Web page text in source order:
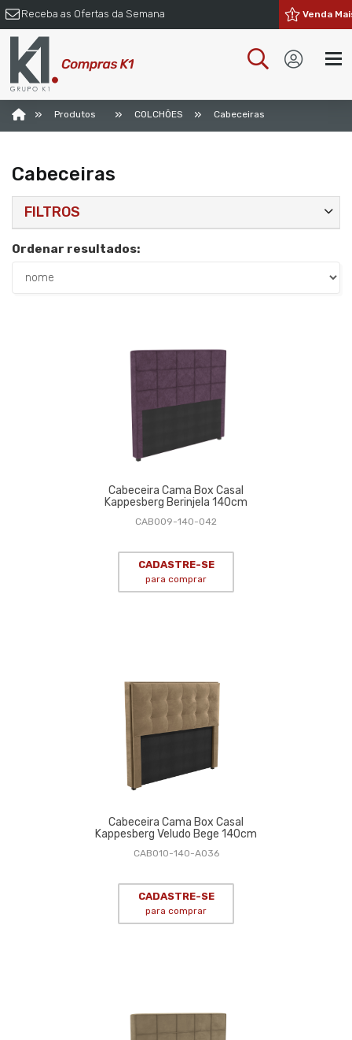
Receba as Ofertas da Semana Venda
» Produtos » COLCHÕES » Cabeceiras
Cabeceiras
FILTROS
Ordenar resultados:
Cabeceira Cama Box Casal
Kappesberg Berinjela 140cm
CAB009-140-042
CADASTRE-SE
para comprar
Cabeceira Cama Box Casal
Kappesberg Veludo Bege 140cm
CAB010-140-A036
CADASTRE-SE
para comprar